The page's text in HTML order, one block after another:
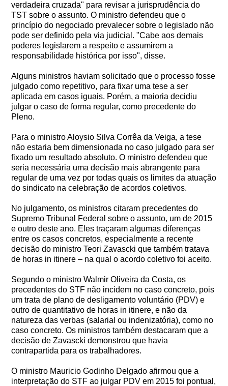
verdadeira cruzada" para revisar a jurisprudência do
TST sobre o assunto. O ministro defendeu que o
princípio do negociado prevalecer sobre o legislado não
pode ser definido pela via judicial. "Cabe aos demais
poderes legislarem a respeito e assumirem a
responsabilidade histórica por isso", disse.
Alguns ministros haviam solicitado que o processo fosse
julgado como repetitivo, para fixar uma tese a ser
aplicada em casos iguais. Porém, a maioria decidiu
julgar o caso de forma regular, como precedente do
Pleno.
Para o ministro Aloysio Silva Corrêa da Veiga, a tese
não estaria bem dimensionada no caso julgado para ser
fixado um resultado absoluto. O ministro defendeu que
seria necessária uma decisão mais abrangente para
regular de uma vez por todas quais os limites da atuação
do sindicato na celebração de acordos coletivos.
No julgamento, os ministros citaram precedentes do
Supremo Tribunal Federal sobre o assunto, um de 2015
e outro deste ano. Eles traçaram algumas diferenças
entre os casos concretos, especialmente a recente
decisão do ministro Teori Zavascki que também tratava
de horas in itinere – na qual o acordo coletivo foi aceito.
Segundo o ministro Walmir Oliveira da Costa, os
precedentes do STF não incidem no caso concreto, pois
um trata de plano de desligamento voluntário (PDV) e
outro de quantitativo de horas in itinere, e não da
natureza das verbas (salarial ou indenizatória), como no
caso concreto. Os ministros também destacaram que a
decisão de Zavascki demonstrou que havia
contrapartida para os trabalhadores.
O ministro Mauricio Godinho Delgado afirmou que a
interpretação do STF ao julgar PDV em 2015 foi pontual,